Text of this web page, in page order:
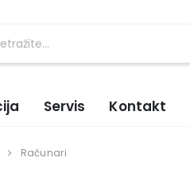
Servis Kontakt
Računari